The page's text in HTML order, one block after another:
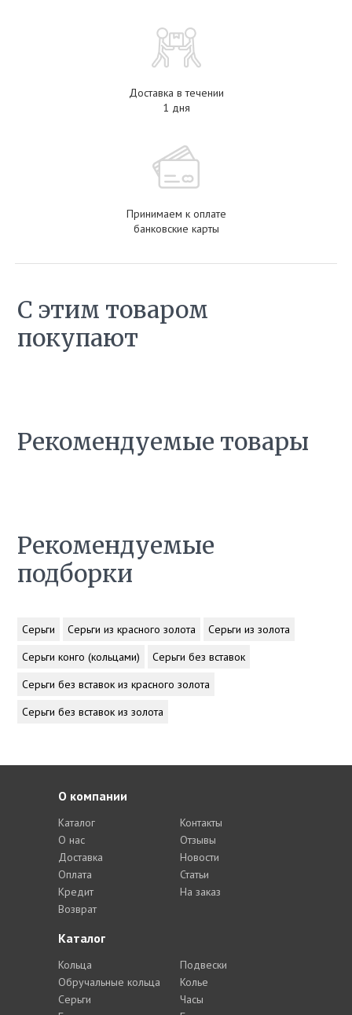
Доставка в течении
1 дня
Принимаем к оплате
банковские карты
С этим товаром
покупают
Рекомендуемые товары
Рекомендуемые
подборки
Серьги Серьги из красного золота
Серьги из золота
Серьги конго (кольцами)
Серьги без вставок
Серьги без вставок из красного золота
Серьги без вставок из золота
Каталог
Кольца
Обручальные кольца
Серьги
Подвески
Колье
Часы
О компании
Каталог
О нас
Доставка
Оплата
Кредит
Возврат
Контакты
Отзывы
Новости
Статьи
На заказ